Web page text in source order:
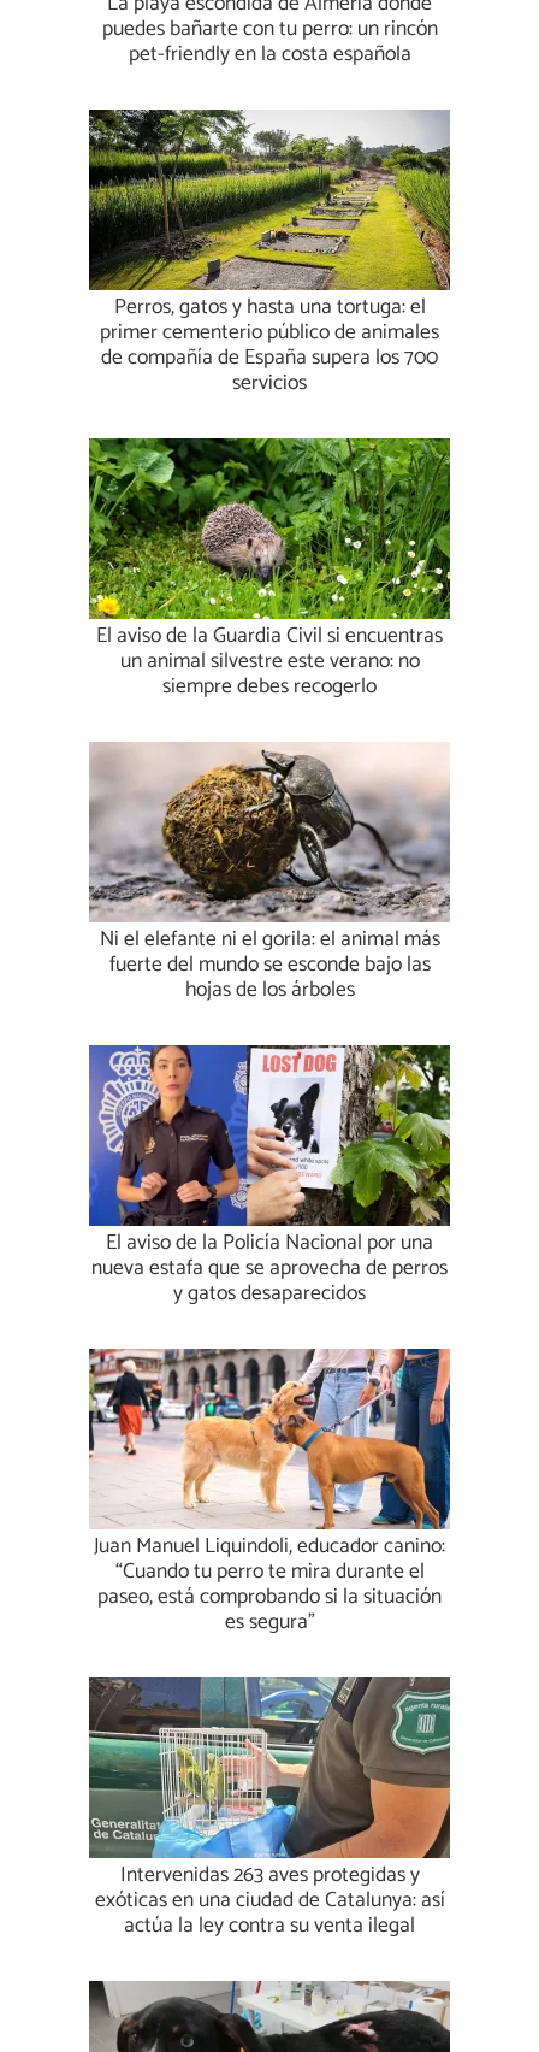
puedes bañarte con tu perro: un rincón
pet-friendly en la costa española
Perros, gatos y hasta una tortuga: el
primer cementerio público de animales
de compañía de España supera los 700
servicios
El aviso de la Guardia Civil si encuentras
un animal silvestre este verano: no
siempre debes recogerlo
Ni el elefante ni el gorila: el animal más
fuerte del mundo se esconde bajo las
hojas de los árboles
El aviso de la Policía Nacional por una
nueva estafa que se aprovecha de perros
y gatos desaparecidos
Juan Manuel Liquindoli, educador canino:
“Cuando tu perro te mira durante el
paseo, está comprobando si la situación
es segura”
Intervenidas 263 aves protegidas y
exóticas en una ciudad de Catalunya: así
actúa la ley contra su venta ilegal